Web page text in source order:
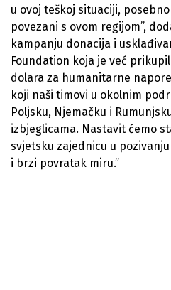
u ovoj teškoj situaciji,
povezani s ovom regijom”,
kampanju donacija i
Foundation koja je već
dolara za humanitarne
koji naši timovi u okolnim
Poljsku, Njemačku i
izbjeglicama. Nastavit ćemo
svjetsku zajednicu u
i brzi povratak miru.”